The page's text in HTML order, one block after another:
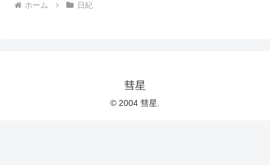
ホーム 日紀
彗星
© 2004 彗星.